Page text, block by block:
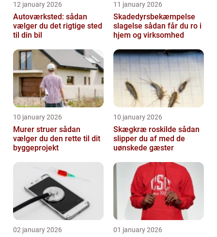
12 january 2026
Autoværksted: sådan
vælger du det rigtige sted
til din bil
11 january 2026
Skadedyrsbekæmpelse
slagelse sådan får du ro i
hjem og virksomhed
10 january 2026
Murer struer sådan
vælger du den rette til dit
byggeprojekt
10 january 2026
Skægkræ roskilde sådan
slipper du af med de
uønskede gæster
02 january 2026 01 january 2026